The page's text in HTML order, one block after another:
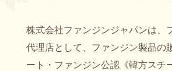
株式会社ファンジンジャパンは、
代理店として、ファンジン製品の
ート・ファンジン公認《韓方スチ